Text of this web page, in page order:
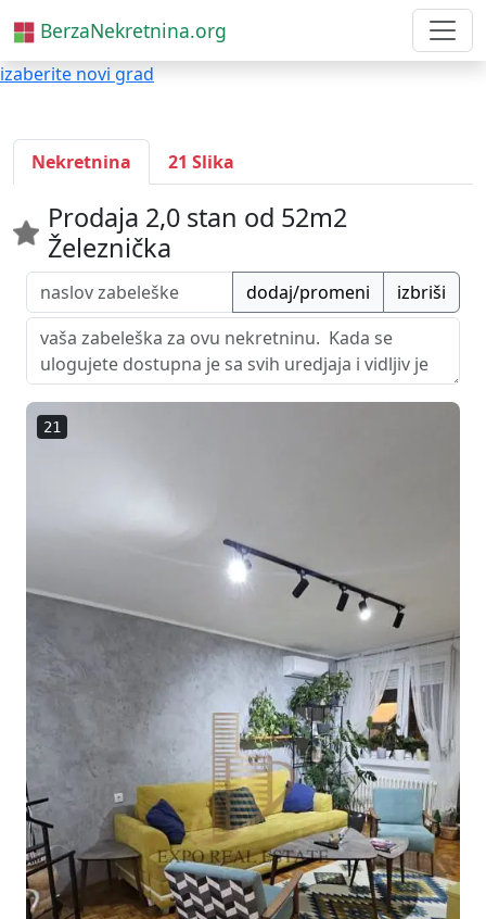
BerzaNekretnina.org
izaberite novi grad
Nekretnina 21 Slika
Prodaja 2,0 stan od 52m2
Železnička
dodaj/promeni izbriši
21